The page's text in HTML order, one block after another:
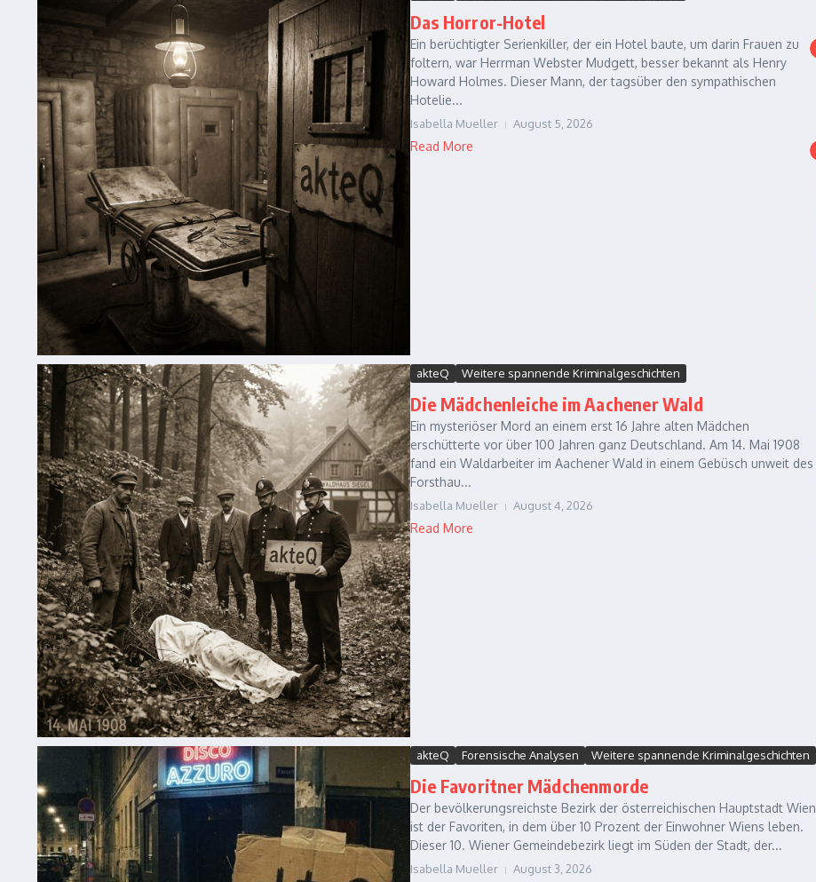
Das Horror-Hotel
Ein berüchtigter Serienkiller, der ein Hotel baute, um darin Frauen zu
foltern, war Herrman Webster Mudgett, besser bekannt als Henry
Howard Holmes. Dieser Mann, der tagsüber den sympathischen
Hotelie...
Isabella Mueller August 5, 2026
Read More
akteQ Weitere spannende Kriminalgeschichten
Die Mädchenleiche im Aachener Wald
Ein mysteriöser Mord an einem erst 16 Jahre alten Mädchen
erschütterte vor über 100 Jahren ganz Deutschland. Am 14. Mai 1908
fand ein Waldarbeiter im Aachener Wald in einem Gebüsch unweit des
Forsthau...
Isabella Mueller August 4, 2026
Read More
akteQ Forensische Analysen Weitere spannende Kriminalgeschichten
Die Favoritner Mädchenmorde
Der bevölkerungsreichste Bezirk der österreichischen Hauptstadt Wien
ist der Favoriten, in dem über 10 Prozent der Einwohner Wiens leben.
Dieser 10. Wiener Gemeindebezirk liegt im Süden der Stadt, der...
Isabella Mueller August 3, 2026